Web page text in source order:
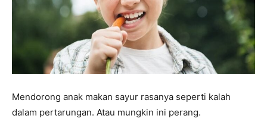
Mendorong anak makan sayur rasanya seperti kalah
dalam pertarungan. Atau mungkin ini perang.